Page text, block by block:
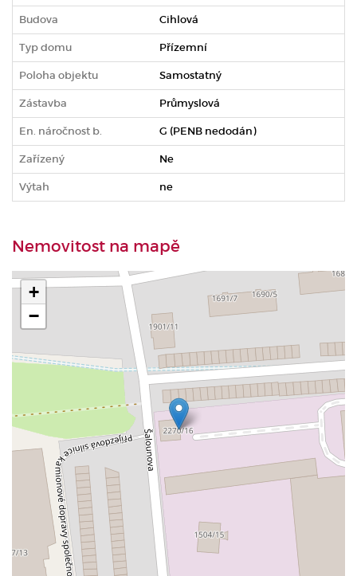
Budova Cihlová
Typ domu Přízemní
Poloha objektu Samostatný
Zástavba Průmyslová
En. náročnost b. G (PENB nedodán)
Zařízený Ne
Výtah ne
Nemovitost na mapě
+
−